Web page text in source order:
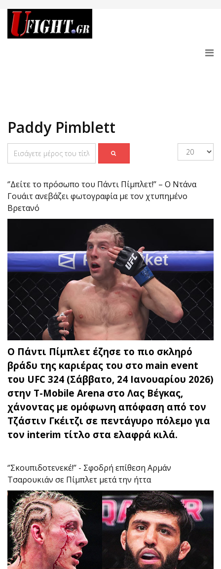
Paddy Pimblett
‘’Δείτε το πρόσωπο του Πάντι Πίμπλετ!’’ – Ο Ντάνα
Γουάιτ ανεβάζει φωτογραφία με τον χτυπημένο
Βρετανό
Ο Πάντι Πίμπλετ έζησε το πιο σκληρό
βράδυ της καριέρας του στο main event
του UFC 324 (Σάββατο, 24 Ιανουαρίου 2026)
στην T-Mobile Arena στο Λας Βέγκας,
χάνοντας με ομόφωνη απόφαση από τον
Τζάστιν Γκέιτζι σε πεντάγυρο πόλεμο για
τον interim τίτλο στα ελαφρά κιλά.
‘’Σκουπιδοτενεκέ!’’ - Σφοδρή επίθεση Αρμάν
Τσαρουκιάν σε Πίμπλετ μετά την ήττα